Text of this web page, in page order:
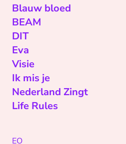
Blauw bloed
BEAM
DIT
Eva
Visie
Ik mis je
Nederland Zingt
Life Rules
EO